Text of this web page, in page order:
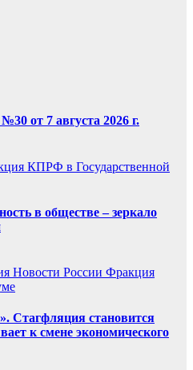
от 7 августа 2026 г.
КПРФ в Государственной
в обществе – зеркало
Новости России Фракция
Стагфляция становится
к смене экономического